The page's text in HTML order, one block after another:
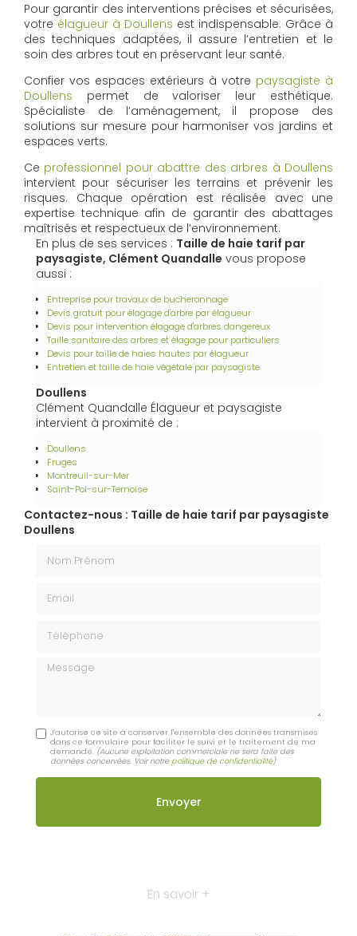
Pour garantir des interventions précises et sécurisées,
votre élagueur à Doullens est indispensable. Grâce à
des techniques adaptées, il assure l’entretien et le
soin des arbres tout en préservant leur santé.
Confier vos espaces extérieurs à votre paysagiste à
Doullens permet de valoriser leur esthétique.
Spécialiste de l’aménagement, il propose des
solutions sur mesure pour harmoniser vos jardins et
espaces verts.
Ce professionnel pour abattre des arbres à Doullens
intervient pour sécuriser les terrains et prévenir les
risques. Chaque opération est réalisée avec une
expertise technique afin de garantir des abattages
maîtrisés et respectueux de l’environnement.
En plus de ses services : Taille de haie tarif par
paysagiste, Clément Quandalle vous propose
aussi :
Entreprise pour travaux de bucheronnage
Devis gratuit pour élagage d'arbre par élagueur
Devis pour intervention élagage d'arbres dangereux
Taille sanitaire des arbres et élagage pour particuliers
Devis pour taille de haies hautes par élagueur
Entretien et taille de haie végétale par paysagiste
Doullens
Clément Quandalle Élagueur et paysagiste
intervient à proximité de :
Doullens
Fruges
Montreuil-sur-Mer
Saint-Pol-sur-Ternoise
Contactez-nous : Taille de haie tarif par paysagiste
Doullens
Message
J'autorise ce site à conserver l'ensemble des données transmises
dans ce formulaire pour faciliter le suivi et le traitement de ma
demande. (Aucune exploitation commerciale ne sera faite des
données concervées. Voir notrepolitique de confidentialité)
En savoir +